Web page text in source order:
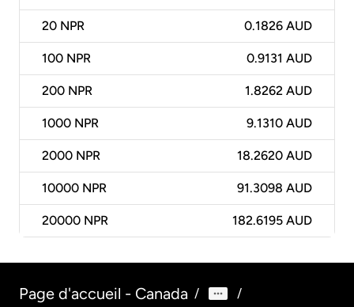
20 NPR 0.1826 AUD
100 NPR 0.9131 AUD
200 NPR 1.8262 AUD
1000 NPR 9.1310 AUD
2000 NPR 18.2620 AUD
10000 NPR 91.3098 AUD
20000 NPR 182.6195 AUD
Page d'accueil - Canada / /